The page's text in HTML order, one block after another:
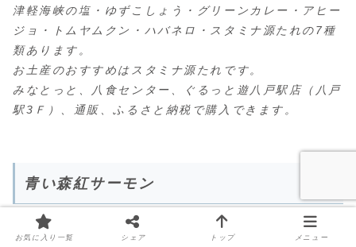
津軽海峡の塩・ゆずこしょう・グリーンカレー・アヒー
ジョ・トムヤムクン・ハバネロ・スタミナ源たれの7種
類あります。
お土産のおすすめはスタミナ源たれです。
みなとっと、八食センター、ぐるっと遊八戸駅店（八戸
駅3Ｆ）、通販、ふるさと納税で購入できます。
青い森紅サーモン
「青い森紅サーモン」は、青森県が独自に養殖してい
お気に入り一覧 シェア トップ メニュー